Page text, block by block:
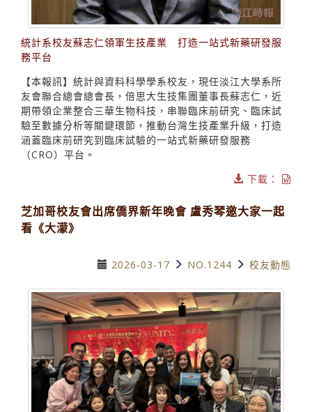
統計系校友蘇志仁領軍生技產業 打造一站式新藥研發服
務平台
【本報訊】統計與資料科學學系校友，現任淡江大學系所
友會聯合總會總會長，倍思大生技集團董事長蘇志仁，近
期帶領企業整合三華生物科技，串聯臨床前研究、臨床試
驗至數據分析等關鍵環節，推動台灣生技產業升級，打造
涵蓋臨床前研究到臨床試驗的一站式新藥研發服務
（CRO）平台。
下載：
芝加哥校友會出席僑界新年晚會 盧秀琴邀大家一起
看《大濛》
2026-03-17 NO.1244 校友動態